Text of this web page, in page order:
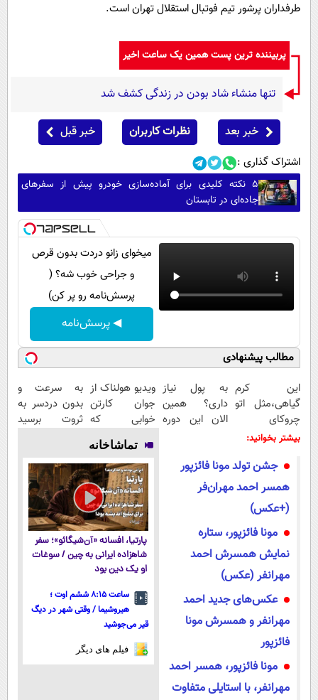
طرفداران پرشور تیم فوتبال استقلال تهران است.
پربیننده ترین پست همین یک ساعت اخیر
تنها منشاء شاد بودن در زندگی کشف شد
خبر بعد نظرات کاربران خبر قبل
اشتراک گذاری :
۵ نکته کلیدی برای آماده‌سازی خودرو پیش از سفرهای
جاده‌ای در تابستان
میخوای زانو دردت بدون قرص
و جراحی خوب شه؟ (
پرسش‌نامه رو پر کن)
◀ پرسش‌نامه
مطالب پیشنهادی
این کرم
گیاهی،مثل اتو
چروکای
پوستتوصاف
به پول نیاز
داری؟ همین
الان این دوره
نشده!
ویدیو هولناک از
جوان کارتن
خوابی که
میلیاردر شد.
آموزش رایگان
به سرعت و
بدون دردسر به
ثروت برسید
پولسازی)
بیشتر بخوانید:
جشن تولد مونا فائزپور
همسر احمد مهران‌فر
(+عکس)
مونا فائزپور، ستاره
نمایش همسرش احمد
مهرانفر (عکس)
عکس‌های جدید احمد
مهرانفر و همسرش مونا
فائزپور
مونا فائزپور، همسر احمد
مهرانفر، با استایلی متفاوت
تماشاخانه
پارتیا، افسانه «آن‌شیگائو»؛ سفر
شاهزاده ایرانی به چین / سوغات
او یک دین بود
ساعت ۸:۱۵ ششم اوت ؛
هیروشیما / وقتی شهر در دیگ
قیر می‌جوشید
فیلم های دیگر